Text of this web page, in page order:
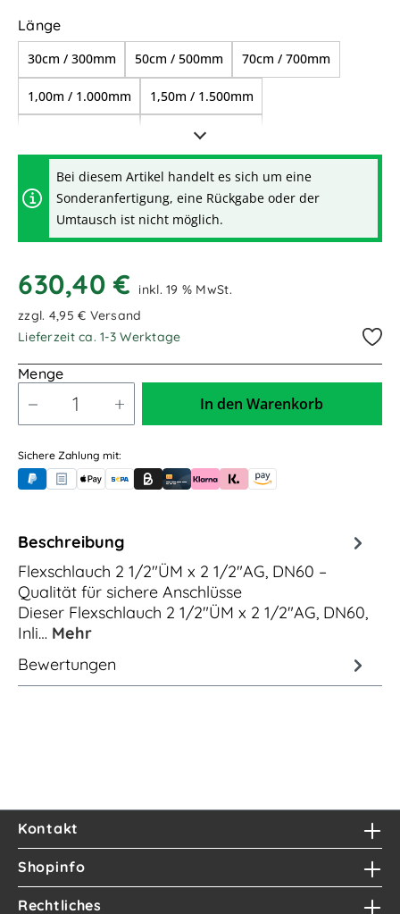
Längeauswählen
30cm / 300mm 50cm / 500mm 70cm / 700mm
1,00m / 1.000mm 1,50m / 1.500mm
2,50m / 2.500mm
3,00m / 3.000mm 3,20m / 3.200mm
3,50m / 3.500mm 6,00m / 6.000mm
8,00m / 8.000mm
Bei diesem Artikel handelt es sich um eine
Sonderanfertigung, eine Rückgabe oder der
Umtausch ist nicht möglich.
630,40 €
inkl. 19 % MwSt.
zzgl. 4,95 € Versand
Lieferzeit ca. 1-3 Werktage
Menge
In den Warenkorb
Sichere Zahlung mit:
PayPalRechnungskauf (für Behörden)
Apple PayBanküberweisung (vorab)
Rechnungskauf (Billie)
Kreditkarte
Rechnung oder Ratenkauf (Klarna)
Sofortüberweisung (Klarna)
Amazon Pay
Beschreibung
Flexschlauch 2 1/2"ÜM x 2 1/2"AG, DN60 –
Qualität für sichere Anschlüsse
Dieser Flexschlauch 2 1/2"ÜM x 2 1/2"AG, DN60,
Inli… Mehr
Bewertungen
Kontakt
Shopinfo
Rechtliches